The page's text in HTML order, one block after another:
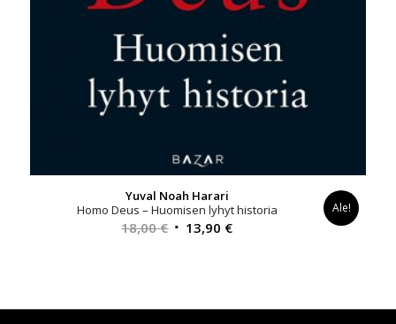
Yuval Noah Harari
Homo Deus – Huomisen lyhyt historia
18,00€ Alkuperäinen
13,90 €Nykyinen
Ale!